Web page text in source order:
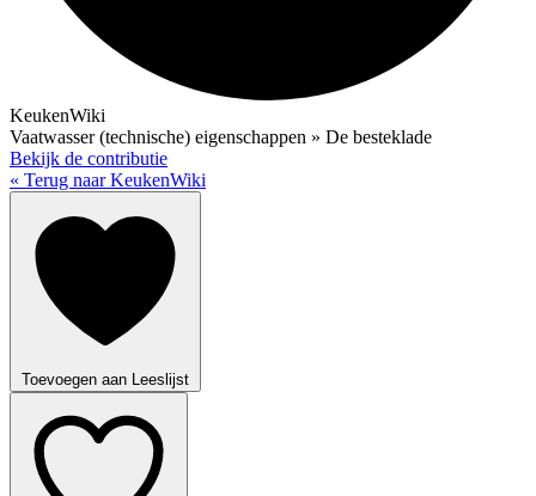
KeukenWiki
Vaatwasser (technische) eigenschappen » De besteklade
Bekijk de contributie
« Terug naar KeukenWiki
Toevoegen aan Leeslijst